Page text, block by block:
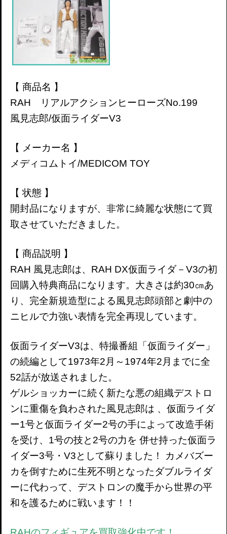
【 商品名 】
RAH リアルアクションヒーローズNo.199
風見志郎/仮面ライダーV3
【 メーカー名 】
メディコムトイ/MEDICOM TOY
【 状態 】
開封品になりますが、非常に綺麗な状態にて買
取させていただきました。
【 商品説明 】
RAH 風見志郎は、 RAH DX仮面ライダ－V3の初
回購入特典商品になります。大きさは約30㎝あ
り、完全新規造型による風見志郎頭部と劇中の
ニヒルで力強い表情を完全再現しています。
仮面ライダーV3は、特撮番組「仮面ライダー」
の続編として1973年2月～1974年2月までに全
52話が放送されました。
ゲルショッカーに続く新たな悪の組織デストロ
ンに重傷を負わされた風見志郎は 、仮面ライダ
ー1号と仮面ライダー2号の手によって改造手術
を受け、1号の技と2号の力を 併せ持った仮面ラ
イダー3号・V3として蘇りました！ カメバズー
カを倒すために生死不明となったダブルライダ
ーに代わって、デストロンの魔手から世界の平
和を護るために戦います！！